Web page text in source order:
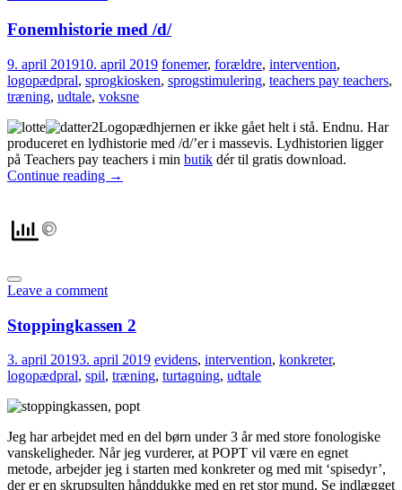
Fonemhistorie med /d/
9. april 201910. april 2019 fonemer, forældre, intervention,
logopædpral, sprogkiosken, sprogstimulering, teachers pay teachers,
træning, udtale, voksne
Logopædhjernen er ikke gået helt i stå. Endnu. Har
produceret en lydhistorie med /d/’er i massevis. Lydhistorien ligger
på Teachers pay teachers i min butik dér til gratis download.
Continue reading →
Leave a comment
Stoppingkassen 2
3. april 20193. april 2019 evidens, intervention, konkreter,
logopædpral, spil, træning, turtagning, udtale
Jeg har arbejdet med en del børn under 3 år med store fonologiske
vanskeligheder. Når jeg vurderer, at POPT vil være en egnet
metode, arbejder jeg i starten med konkreter og med mit ‘spisedyr’,
der er en skrupsulten hånddukke med en ret stor mund. Se indlægget